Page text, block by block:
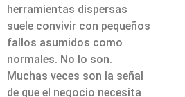
herramientas dispersas
suele convivir con pequeños
fallos asumidos como
normales. No lo son.
Muchas veces son la señal
de que el negocio necesita